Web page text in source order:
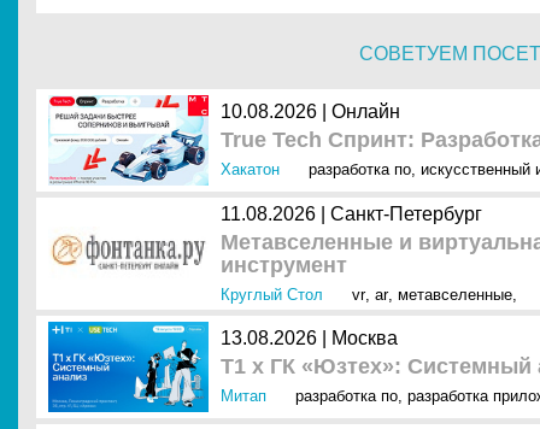
СОВЕТУЕМ
10.08.2026 | Онлайн
True Tech Спринт:
Хакатон разработка по, искусственный
11.08.2026 | Санкт-Петербург
Метавселенные и
инструмент
Круглый Стол vr, ar, метавселенные,
13.08.2026 | Москва
Т1 x ГК «Юзтех»: Системный
Митап разработка по, разработка